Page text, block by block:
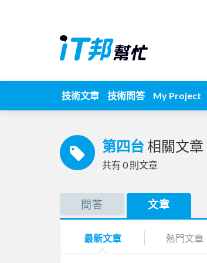
技術文章 技術問答 My Project
第四台 相關文章
共有 0則文章
問答 文章
最新文章 熱門文章